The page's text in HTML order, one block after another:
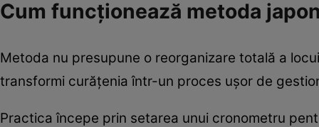
Cum funcționează metoda
Metoda nu presupune o reorganizare totală a
transformi curățenia într-un proces ușor de
Practica începe prin setarea unui cronometru